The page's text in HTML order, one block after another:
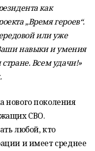
как
„Время героев“.
или уже
навыки и умения
Всем удачи!»
поколения
СВО.
любой, кто
и имеет среднее